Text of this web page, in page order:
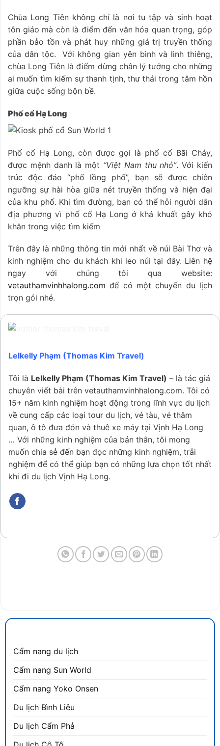
Chùa Long Tiên không chỉ là nơi tu tập và sinh hoạt
tôn giáo mà còn là điểm đến văn hóa quan trọng, góp
phần bảo tồn và phát huy những giá trị truyền thống
của dân tộc. Với không gian yên bình và linh thiêng,
chùa Long Tiên là điểm dừng chân lý tưởng cho những
ai muốn tìm kiếm sự thanh tịnh, thư thái trong tâm hồn
giữa cuộc sống bộn bề.
Phố cổ Hạ Long
Phố cổ Hạ Long, còn được gọi là phố cổ Bãi Cháy,
được mệnh danh là một “Việt Nam thu nhỏ”. Với kiến
trúc độc đáo “phố lồng phố”, bạn sẽ được chiên
ngưỡng sự hài hòa giữa nét truyền thống và hiện đại
của khu phố. Khi tìm đường, bạn có thể hỏi người dân
địa phương vì phố cổ Hạ Long ở khá khuất gây khó
khăn trong việc tìm kiếm
Trên đây là những thông tin mới nhất về núi Bài Thơ và
kinh nghiệm cho du khách khi leo núi tại đây. Liên hệ
ngay với chúng tôi qua website:
vetauthamvinhhalong.com để có một chuyến du lịch
trọn gói nhé.
Lelkelly Phạm (Thomas Kim Travel)
Tôi là Lelkelly Phạm (Thomas Kim Travel) – là tác giả
chuyên viết bài trên vetauthamvinhhalong.com. Tôi có
15+ năm kinh nghiệm hoạt động trong lĩnh vực du lịch
về cung cấp các loại tour du lịch, vé tàu, vé thăm
quan, ô tô đưa đón và thuê xe máy tại Vịnh Hạ Long
… Với những kinh nghiệm của bản thân, tôi mong
muốn chia sẻ đến bạn đọc những kinh nghiệm, trải
nghiệm để có thể giúp bạn có những lựa chọn tốt nhất
khi đi du lịch Vịnh Hạ Long.
Cẩm nang du lịch
Cẩm nang Sun World
Cẩm nang Yoko Onsen
Du lịch Bình Liêu
Du lịch Cẩm Phả